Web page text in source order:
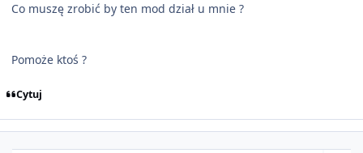
Co muszę zrobić by ten mod dział u mnie ?
Pomoże ktoś ?
Cytuj